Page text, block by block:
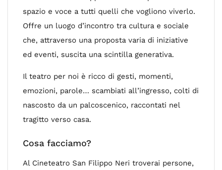
spazio e voce a tutti quelli che vogliono viverlo.
Offre un luogo d’incontro tra cultura e sociale
che, attraverso una proposta varia di iniziative
ed eventi, suscita una scintilla generativa.
Il teatro per noi è ricco di gesti, momenti,
emozioni, parole… scambiati all’ingresso, colti di
nascosto da un palcoscenico, raccontati nel
tragitto verso casa.
Cosa facciamo?
Al Cineteatro San Filippo Neri troverai persone,